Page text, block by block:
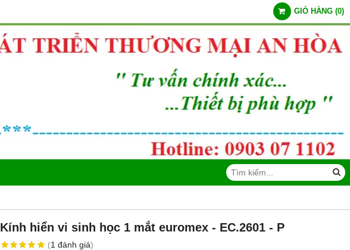
GIỎ HÀNG (0)
Kính hiển vi sinh học 1 mắt euromex - EC.2601 ‑ P
(1đánh giá)